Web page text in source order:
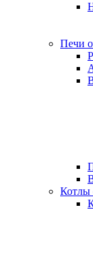
Печи
Котлы